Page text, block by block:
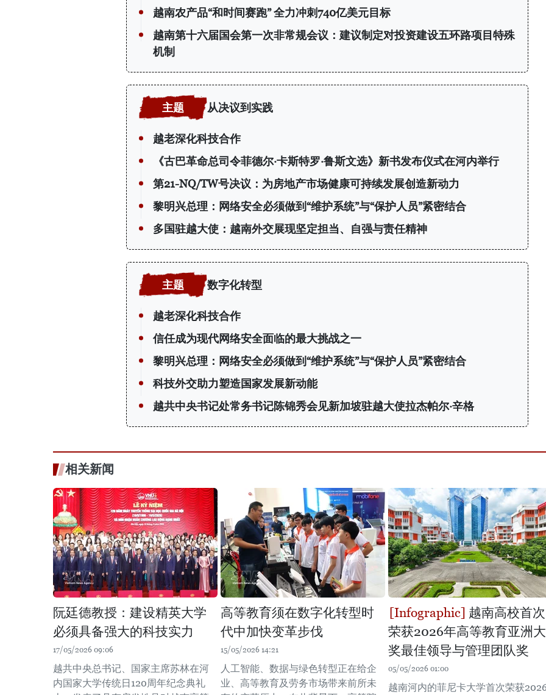
越南农产品“和时间赛跑” 全力冲刺740亿美元目标
越南第十六届国会第一次非常规会议：建议制定对投资建设五环路项目特殊
机制
从决议到实践
越老深化科技合作
《古巴革命总司令菲德尔·卡斯特罗·鲁斯文选》新书发布仪式在河内举行
第21-NQ/TW号决议：为房地产市场健康可持续发展创造新动力
黎明兴总理：网络安全必须做到“维护系统”与“保护人员”紧密结合
多国驻越大使：越南外交展现坚定担当、自强与责任精神
数字化转型
越老深化科技合作
信任成为现代网络安全面临的最大挑战之一
黎明兴总理：网络安全必须做到“维护系统”与“保护人员”紧密结合
科技外交助力塑造国家发展新动能
越共中央书记处常务书记陈锦秀会见新加坡驻越大使拉杰帕尔·辛格
相关新闻
阮廷德教授：建设精英大学
必须具备强大的科技实力
17/05/2026 09:06
越共中央总书记、国家主席苏林在河
内国家大学传统日120周年纪念典礼
高等教育须在数字化转型时
代中加快变革步伐
15/05/2026 14:21
人工智能、数据与绿色转型正在给企
业、高等教育及劳务市场带来前所未
越南高校首次
荣获2026年高等教育亚洲大
奖最佳领导与管理团队奖
05/05/2026 01:00
越南河内的菲尼卡大学首次荣获